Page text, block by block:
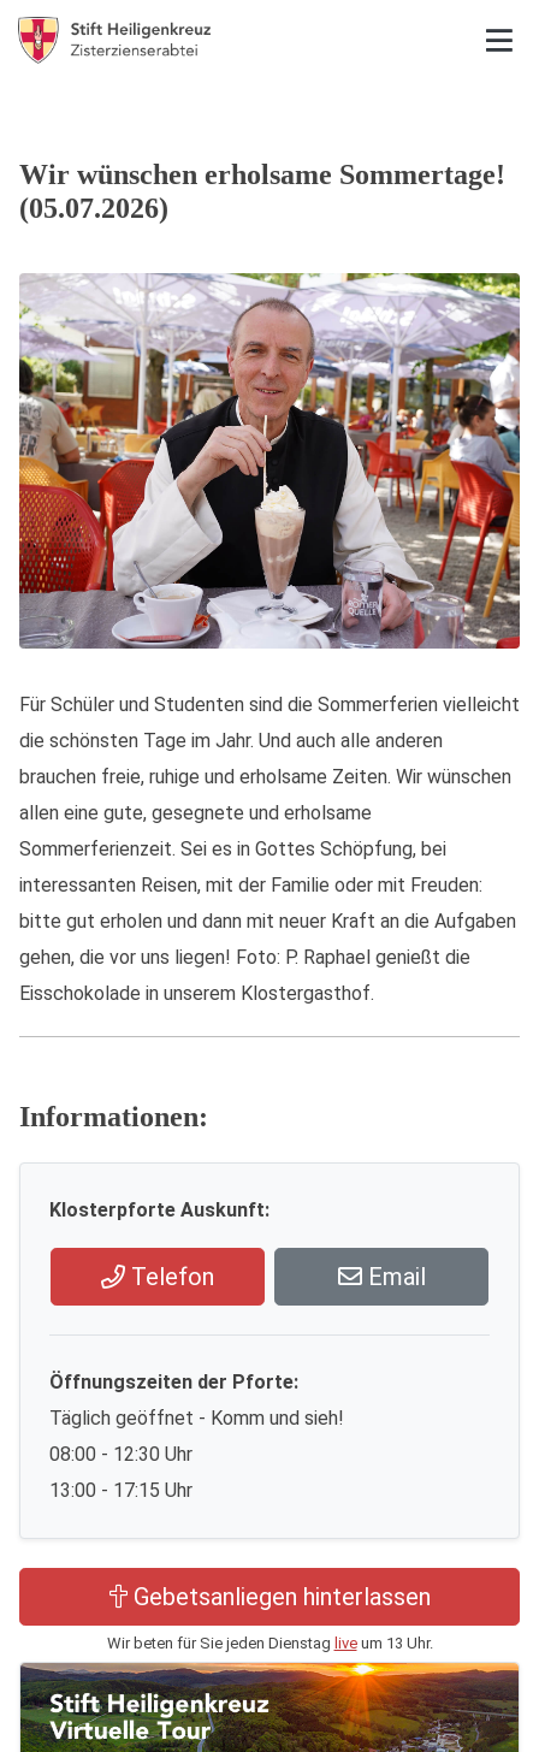
Wir wünschen erholsame Sommertage!
(05.07.2026)
Für Schüler und Studenten sind die Sommerferien vielleicht
die schönsten Tage im Jahr. Und auch alle anderen
brauchen freie, ruhige und erholsame Zeiten. Wir wünschen
allen eine gute, gesegnete und erholsame
Sommerferienzeit. Sei es in Gottes Schöpfung, bei
interessanten Reisen, mit der Familie oder mit Freuden:
bitte gut erholen und dann mit neuer Kraft an die Aufgaben
gehen, die vor uns liegen! Foto: P. Raphael genießt die
Eisschokolade in unserem Klostergasthof.
Informationen:
Klosterpforte Auskunft:
Telefon Email
Öffnungszeiten der Pforte:
Täglich geöffnet - Komm und sieh!
08:00 - 12:30 Uhr
13:00 - 17:15 Uhr
Gebetsanliegen hinterlassen
Wir beten für Sie jeden Dienstag liveum 13 Uhr.